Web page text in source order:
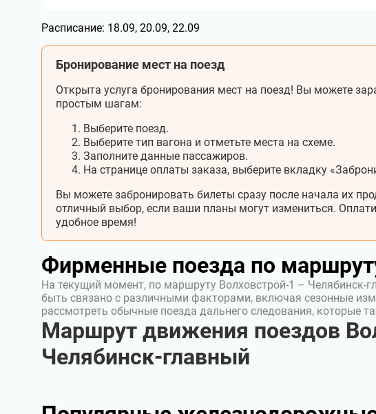
Расписание: 18.09, 20.09, 22.09
Бронирование мест на поезд
Открыта услуга бронирования мест на поезд! Вы можете
простым шагам:
Выберите поезд.
Выберите тип вагона и отметьте места на схеме.
Заполните данные пассажиров.
На странице оплаты заказа, выберите вкладку
Вы можете забронировать билеты сразу после начала их
отличный выбор, если ваши планы могут измениться.
удобное время!
Фирменные поезда по
На текущий момент, по маршруту Волховстрой-1 – Челябинск-
быть связано с различными факторами, включая сезонные
рассмотреть обычные поезда дальнего следования, которые
Маршрут движения поездов
Челябинск-главный